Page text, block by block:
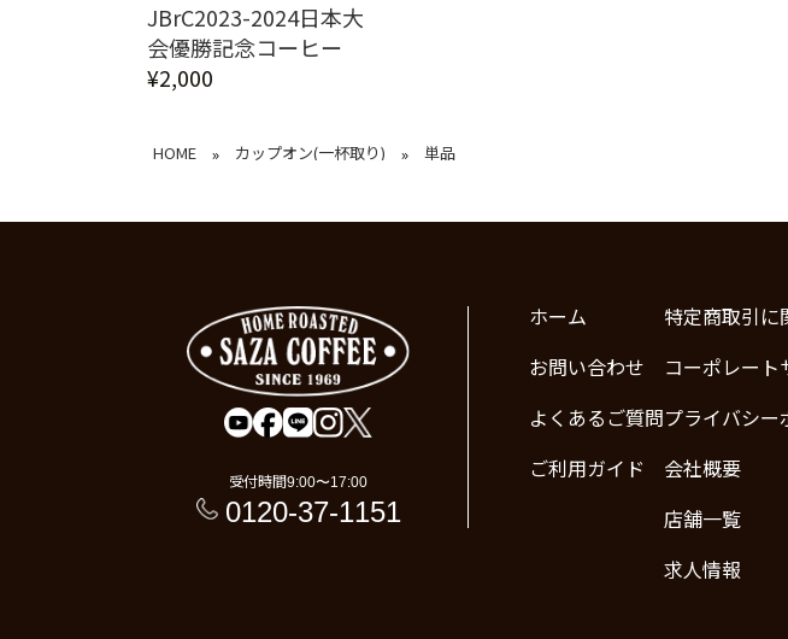
JBrC2023-2024日本大
会優勝記念コーヒー
¥2,000
HOME » カップオン(一杯取り) » 単品
受付時間9:00〜17:00
0120-37-1151
ホーム
お問い合わせ
よくあるご質問
ご利用ガイド
特定商取引に
コーポレート
プライバシー
会社概要
店舗一覧
求人情報